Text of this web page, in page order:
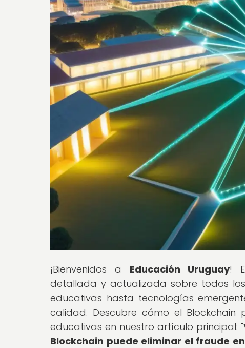
¡Bienvenidos a Educación Uruguay!
detallada y actualizada sobre todos
educativas hasta tecnologías
calidad. Descubre cómo el Blockchain
educativas en nuestro artículo principal: "
Blockchain puede eliminar el fraude